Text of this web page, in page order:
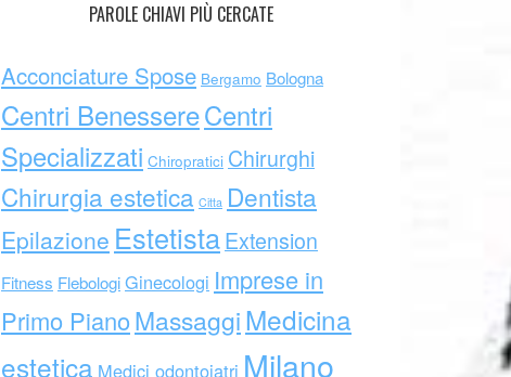
PAROLE CHIAVI PIÙ CERCATE
Acconciature Spose Bergamo Bologna
Centri BenessereCentri
Specializzati Chiropratici Chirurghi
Chirurgia estetica Citta Dentista
Epilazione EstetistaExtension
Fitness FlebologiGinecologi Imprese in
Primo PianoMassaggiMedicina
estetica Medici odontoiatri Milano